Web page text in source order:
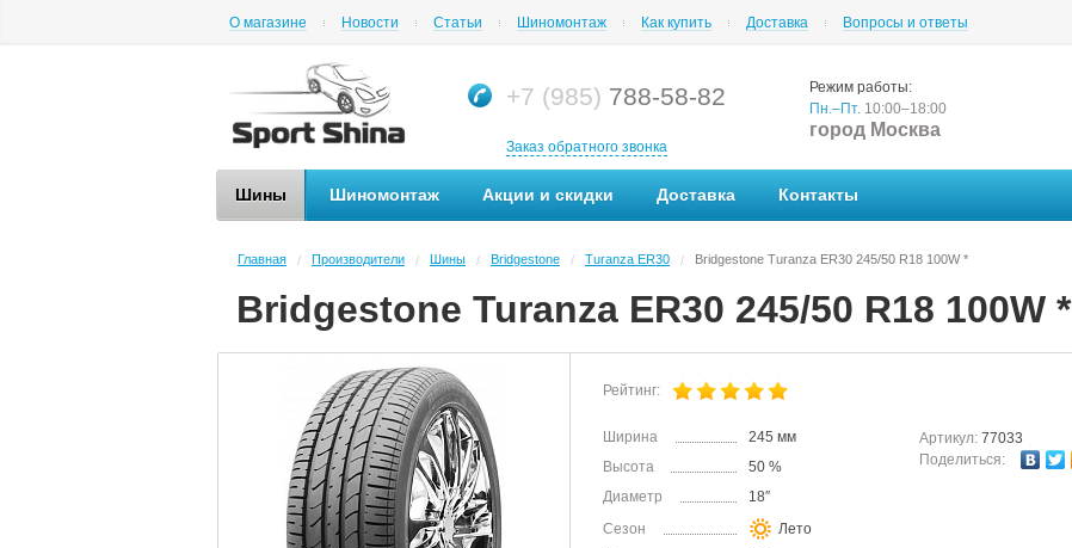
О магазине Новости Статьи Шиномонтаж Как купить Доставка Вопросы и ответы
+7 (985) 788-58-82
Заказ обратного звонка
Режим работы:
Пн.–Пт. 10:00–18:00
город Москва
Шины Шиномонтаж Акции и скидки Доставка Контакты
Главная / Производители / Шины / Bridgestone / Turanza ER30 / Bridgestone Turanza ER30 245/50 R18 100W *
Bridgestone Turanza ER30 245/50 R18 100W *
Рейтинг:
Ширина
245 мм
Высота
50 %
Диаметр
18″
Сезон
Лето
Артикул: 77033
Поделиться: